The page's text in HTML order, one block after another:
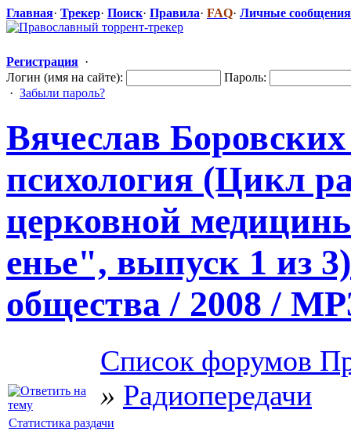
Главная· Трекер· Поиск· Правила· FAQ· Личные сообщения
Регистрация ·
Логин (имя на сайте):
Пароль:
· Забыли пароль?
Вячеслав
психология (Цикл
церковной
енье", выпуск 1 из
общества / 2008 /
Список форумов
» Радиопередачи
Статистика раздачи